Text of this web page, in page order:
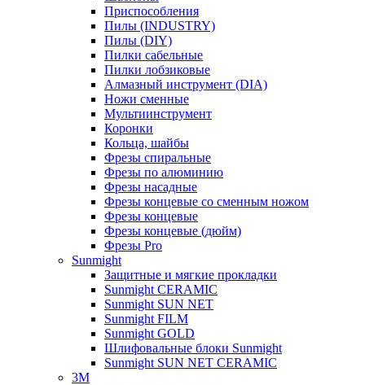
Приспособления
Пилы (INDUSTRY)
Пилы (DIY)
Пилки сабельные
Пилки лобзиковые
Алмазный инструмент (DIA)
Ножи сменные
Мультиинструмент
Коронки
Кольца, шайбы
Фрезы спиральные
Фрезы по алюминию
Фрезы насадные
Фрезы концевые со сменным ножом
Фрезы концевые
Фрезы концевые (дюйм)
Фрезы Pro
Sunmight
Защитные и мягкие прокладки
Sunmight CERAMIC
Sunmight SUN NET
Sunmight FILM
Sunmight GOLD
Шлифовальные блоки Sunmight
Sunmight SUN NET CERAMIC
3M